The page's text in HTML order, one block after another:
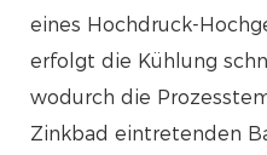
eines Hochdruck-
erfolgt die Kühlung
wodurch die
Zinkbad eintretenden